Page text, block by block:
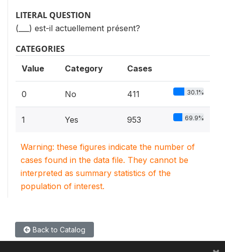
LITERAL QUESTION
(___) est-il actuellement présent?
CATEGORIES
Value Category Cases
0 No 411 30.1%
1 Yes 953 69.9%
Warning: these figures indicate the number of
cases found in the data file. They cannot be
interpreted as summary statistics of the
population of interest.
Back to Catalog